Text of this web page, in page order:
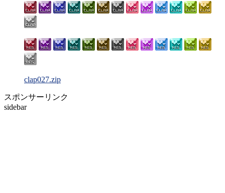
clap027.zip
スポンサーリンク
sidebar